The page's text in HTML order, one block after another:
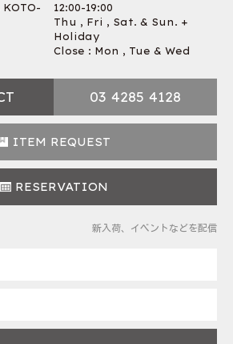
KOTO-
12:00-19:00
Thu , Fri , Sat. & Sun. +
Holiday
Close : Mon , Tue & Wed
03 4285 4128
ITEM REQUEST
RESERVATION
新入荷、イベントなどを配信